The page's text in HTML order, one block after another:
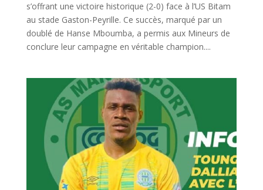
s’offrant une victoire historique (2-0) face à l’US Bitam
au stade Gaston-Peyrille. Ce succès, marqué par un
doublé de Hanse Mboumba, a permis aux Mineurs de
conclure leur campagne en véritable champion....